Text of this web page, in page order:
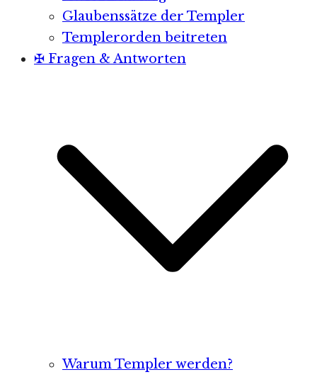
Glaubenssätze der Templer
Templerorden beitreten
✠ Fragen & Antworten
Warum Templer werden?